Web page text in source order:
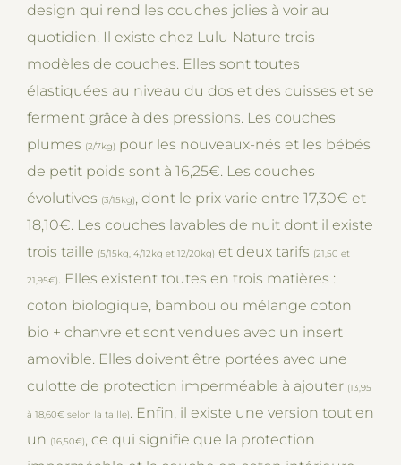
design qui rend les couches jolies à voir au
quotidien. Il existe chez Lulu Nature trois
modèles de couches. Elles sont toutes
élastiquées au niveau du dos et des cuisses et se
ferment grâce à des pressions. Les couches
plumes (2/7kg) pour les nouveaux-nés et les bébés
de petit poids sont à 16,25€. Les couches
évolutives (3/15kg), dont le prix varie entre 17,30€ et
18,10€. Les couches lavables de nuit dont il existe
trois taille (5/15kg, 4/12kg et 12/20kg) et deux tarifs (21,50 et
21,95€). Elles existent toutes en trois matières :
coton biologique, bambou ou mélange coton
bio + chanvre et sont vendues avec un insert
amovible. Elles doivent être portées avec une
culotte de protection imperméable à ajouter (13,95
à 18,60€ selon la taille). Enfin, il existe une version tout en
un (16,50€), ce qui signifie que la protection